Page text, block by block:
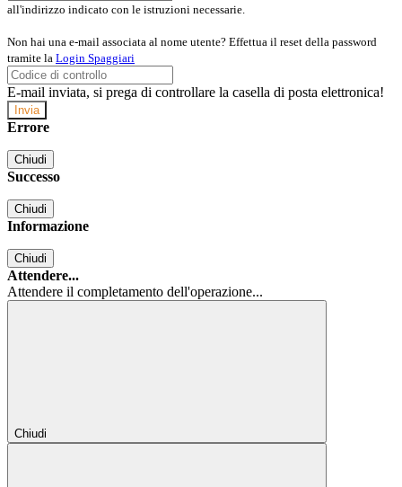
all'indirizzo indicato con le istruzioni necessarie.
Non hai una e-mail associata al nome utente? Effettua il reset della password
tramite la Login Spaggiari
E-mail inviata, si prega di controllare la casella di posta elettronica!
Errore
Chiudi
Successo
Chiudi
Informazione
Chiudi
Attendere...
Attendere il completamento dell'operazione...
Chiudi